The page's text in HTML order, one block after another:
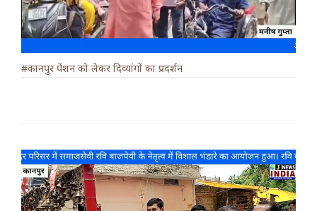
#कानपुर पेंशन को लेकर दिव्यांगों का प्रदर्शन